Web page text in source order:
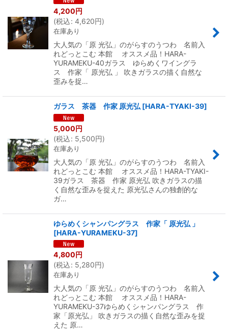
4,200円
(税込: 4,620円)
在庫あり
大人気の「原 光弘」のがらすのうつわ 名前入
れどっとこむ 本館 オススメ品！HARA-
YURAMEKU-40ガラス ゆらめくワイングラ
ス 作家「 原光弘 」 吹きガラスの描く自然な
歪みを捉…
ガラス 茶器 作家 原光弘 [HARA-TYAKI-39]
5,000円
(税込: 5,500円)
在庫あり
大人気の「原 光弘」のがらすのうつわ 名前入
れどっとこむ 本館 オススメ品！HARA-TYAKI-
39ガラス 茶器 作家 原光弘 吹きガラスの描
く自然な歪みを捉えた 原光弘さんの独創的な
ガ…
ゆらめくシャンパングラス 作家「 原光弘 」
[HARA-YURAMEKU-37]
4,800円
(税込: 5,280円)
在庫あり
大人気の「原 光弘」のがらすのうつわ 名前入
れどっとこむ 本館 オススメ品！HARA-
YURAMEKU-37ゆらめくシャンパングラス 作
家「原光弘」 吹きガラスの描く自然な歪みを捉
えた 原…